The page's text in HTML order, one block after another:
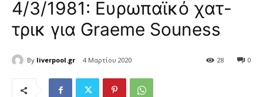
4/3/1981: Ευρωπαϊκό χατ-
τρικ για Graeme Souness
By liverpool.gr 4 Μαρτίου 2020 0
28